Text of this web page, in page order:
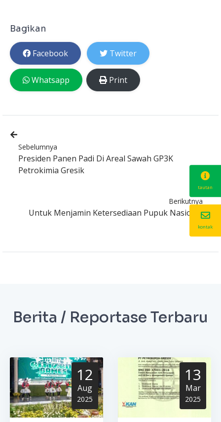
Bagikan
Facebook Twitter
Whatsapp Print
Sebelumnya
Presiden Panen Padi Di Areal Sawah GP3K
Petrokimia Gresik
Berikutnya
Untuk Menjamin Ketersediaan Pupuk Nasional
Berita / Reportase Terbaru
12
Aug
2025
13
Mar
2025
tautan
kontak